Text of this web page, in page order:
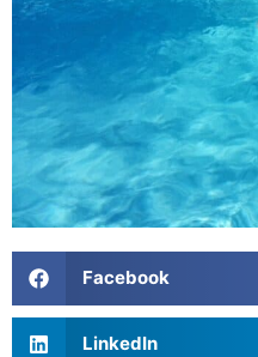
Facebook
LinkedIn